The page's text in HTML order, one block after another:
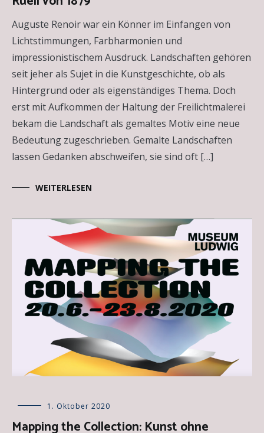
Epochen
der
Kunst ,
Kunst
kurzgefasst
Auguste Renoir war ein Könner im Einfangen von
Lichtstimmungen, Farbharmonien und
impressionistischem Ausdruck. Landschaften gehören
seit jeher als Sujet in die Kunstgeschichte, ob als
Hintergrund oder als eigenständiges Thema. Doch
erst mit Aufkommen der Haltung der Freilichtmalerei
bekam die Landschaft als gemaltes Motiv eine neue
Bedeutung zugeschrieben. Gemalte Landschaften
lassen Gedanken abschweifen, sie sind oft […]
WEITERLESEN
Allgemein
über
1. Oktober 2020
Mapping the Collection: Kunst ohne